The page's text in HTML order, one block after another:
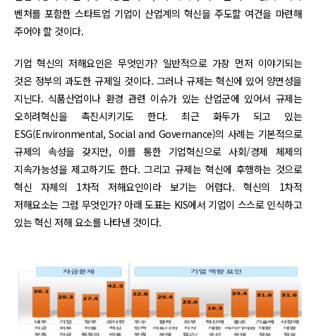
벤처를 포함한 스타트업 기업이 산업계의 혁신을 주도할 여건을 마련해
주어야 할 것이다.
기업 혁신의 저해요인은 무엇인가? 일반적으로 가장 먼저 이야기되는
것은 정부의 과도한 규제일 것이다. 그러나 규제는 혁신에 있어 양면성을
지닌다. 식품산업이나 환경 관련 이슈가 있는 산업군에 있어서 규제는
오히려혁신을 촉진시키기도 한다. 최근 화두가 되고 있는
ESG(Environmental, Social and Governance)의 사례는 기본적으로
규제의 속성을 갖지만, 이를 통한 기업혁신으로 사회/경제 체제의
지속가능성을 제고하기도 한다. 그리고 규제는 혁신에 후행하는 것으로
혁신 자체의 1차적 저해요인이라 보기는 어렵다. 혁신의 1차적
저해요소는 그럼 무엇인가? 아래 도표는 KIS에서 기업이 스스로 인식하고
있는 혁신 저해 요소를 나타낸 것이다.